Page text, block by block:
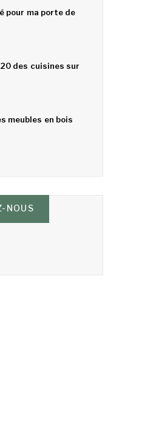
pour ma porte de
des cuisines sur
meubles en bois
NOUS